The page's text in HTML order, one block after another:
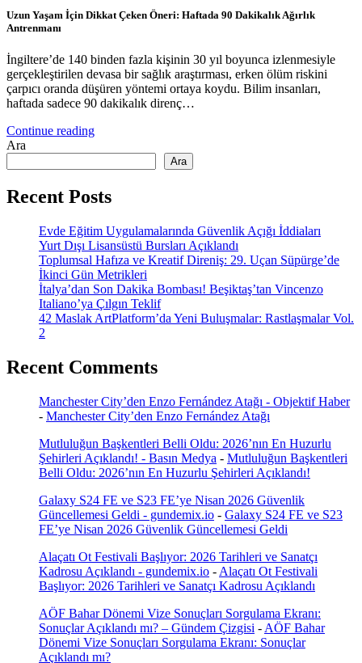
Uzun Yaşam İçin Dikkat Çeken Öneri: Haftada 90 Dakikalık Ağırlık
Antrenmanı
İngiltere’de 140 binden fazla kişinin 30 yıl boyunca izlenmesiyle
gerçekleştirilen devasa bir sağlık araştırması, erken ölüm riskini
çarpıcı oranda düşüren yöntemi ortaya koydu. Bilim insanları,
haftada sadece 90 dakikalık direnç…
Continue reading
Ara
Ara
Recent Posts
Evde Eğitim Uygulamalarında Güvenlik Açığı İddiaları
Yurt Dışı Lisansüstü Bursları Açıklandı
Toplumsal Hafıza ve Kreatif Direniş: 29. Uçan Süpürge’de
İkinci Gün Metrikleri
İtalya’dan Son Dakika Bombası! Beşiktaş’tan Vincenzo
Italiano’ya Çılgın Teklif
42 Maslak ArtPlatform’da Yeni Buluşmalar: Rastlaşmalar Vol.
2
Recent Comments
Manchester City’den Enzo Fernández Atağı - Objektif Haber
- Manchester City’den Enzo Fernández Atağı
Mutluluğun Başkentleri Belli Oldu: 2026’nın En Huzurlu
Şehirleri Açıklandı! - Basın Medya - Mutluluğun Başkentleri
Belli Oldu: 2026’nın En Huzurlu Şehirleri Açıklandı!
Galaxy S24 FE ve S23 FE’ye Nisan 2026 Güvenlik
Güncellemesi Geldi - gundemix.io - Galaxy S24 FE ve S23
FE’ye Nisan 2026 Güvenlik Güncellemesi Geldi
Alaçatı Ot Festivali Başlıyor: 2026 Tarihleri ve Sanatçı
Kadrosu Açıklandı - gundemix.io - Alaçatı Ot Festivali
Başlıyor: 2026 Tarihleri ve Sanatçı Kadrosu Açıklandı
AÖF Bahar Dönemi Vize Sonuçları Sorgulama Ekranı:
Sonuçlar Açıklandı mı? – Gündem Çizgisi - AÖF Bahar
Dönemi Vize Sonuçları Sorgulama Ekranı: Sonuçlar
Açıklandı mı?